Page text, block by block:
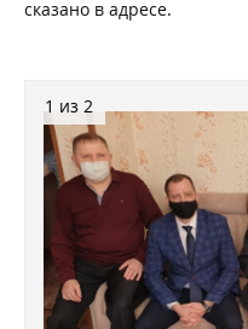
сказано в адресе.
1 из 2